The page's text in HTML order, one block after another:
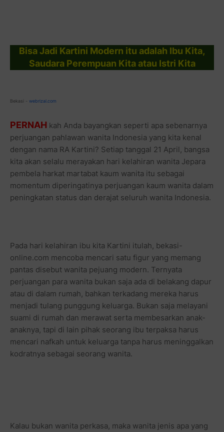
Bisa Jadi Kartini Modern itu adalah Ibu Kita,
Saudara Perempuan Kita atau Istri Kita
Bekasi - webrizal.com
PERNAH kah Anda bayangkan seperti apa sebenarnya
perjuangan pahlawan wanita Indonesia yang kita kenal
dengan nama RA Kartini? Setiap tanggal 21 April, bangsa
kita akan selalu merayakan hari kelahiran wanita Jepara
pembela harkat martabat kaum wanita itu sebagai
momentum diperingatinya perjuangan kaum wanita dalam
peningkatan status dan derajat seluruh wanita Indonesia.
Pada hari kelahiran ibu kita Kartini itulah, bekasi-
online.com mencoba mencari satu figur yang memang
pantas disebut wanita pejuang modern. Ternyata
perjuangan para wanita bukan saja ada di belakang dapur
atau di dalam rumah, bahkan terkadang mereka harus
menjadi tulang punggung keluarga. Bukan saja melayani
suami di rumah dan merawat serta membesarkan anak-
anaknya, tapi di lain pihak seorang ibu terpaksa harus
mencari nafkah untuk keluarga tanpa harus meninggalkan
kodratnya sebagai seorang wanita.
Kalau bukan wanita perkasa, maka wanita jenis apa yang